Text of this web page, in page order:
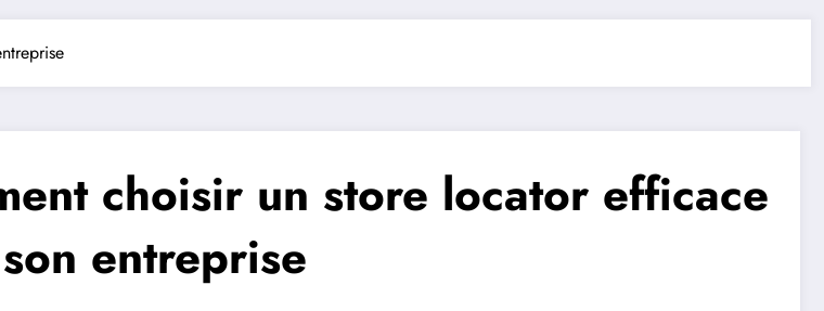
choisir un store locator efficace
entreprise